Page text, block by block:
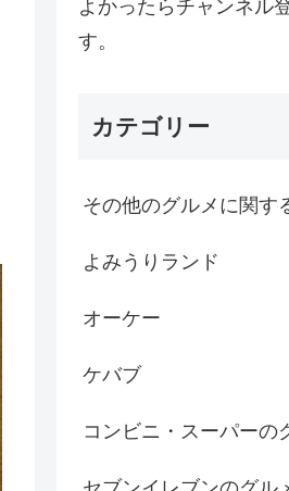
よかったらチャンネル
す。
カテゴリー
その他のグルメに関す
よみうりランド
オーケー
ケバブ
コンビニ・スーパーの